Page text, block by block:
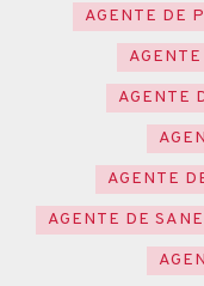
AGENTE DE
AGENTE
AGENTE
AGENTE DE